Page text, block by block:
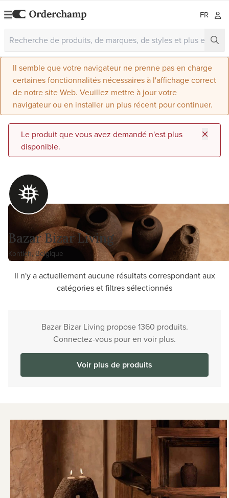
FR
Il semble que votre navigateur ne prenne pas en charge
certaines fonctionnalités nécessaires à l'affichage correct
de notre site Web. Veuillez mettre à jour votre
navigateur ou en installer un plus récent pour continuer.
Le produit que vous avez demandé n'est plus
disponible.
Bazar Bizar Living
Kontich, Belgique
Il n'y a actuellement aucune résultats correspondant aux
catégories et filtres sélectionnés
Bazar Bizar Living propose 1360 produits.
Connectez-vous pour en voir plus.
Voir plus de produits